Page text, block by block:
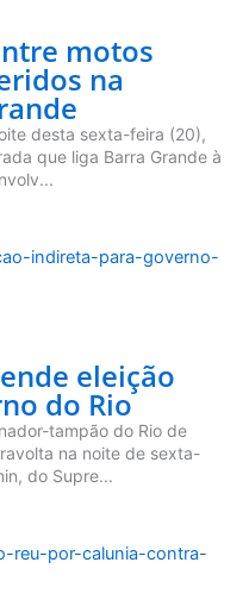
motos
na
desta sexta-feira (20),
que liga Barra Grande à
eleição
do Rio
tampão do Rio de
na noite de sexta-
do Supre...